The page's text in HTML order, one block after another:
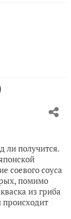
ли получится.
соевого соуса
помимо
из гриба
происходит